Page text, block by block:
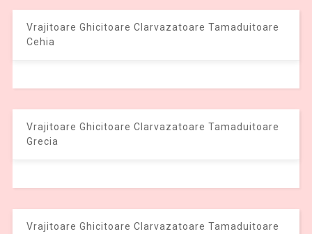
Vrajitoare Ghicitoare Clarvazatoare Tamaduitoare
Cehia
Vrajitoare Ghicitoare Clarvazatoare Tamaduitoare
Grecia
Vrajitoare Ghicitoare Clarvazatoare Tamaduitoare